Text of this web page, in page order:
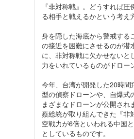
『非対称戦』。どうすれば
る相手と戦えるかという考え
身を隠した海底から警戒する
の接近を困難にさせるのが潜
に、非対称戦に欠かせないと
力をいれているものがドロー
今年、台湾が開発した20時間
型の偵察ドローンや、自爆式
まざまなドローンが公開され
蔡総統が取り組んできた『非
空戦力が6倍といわれる中国
としているものです。